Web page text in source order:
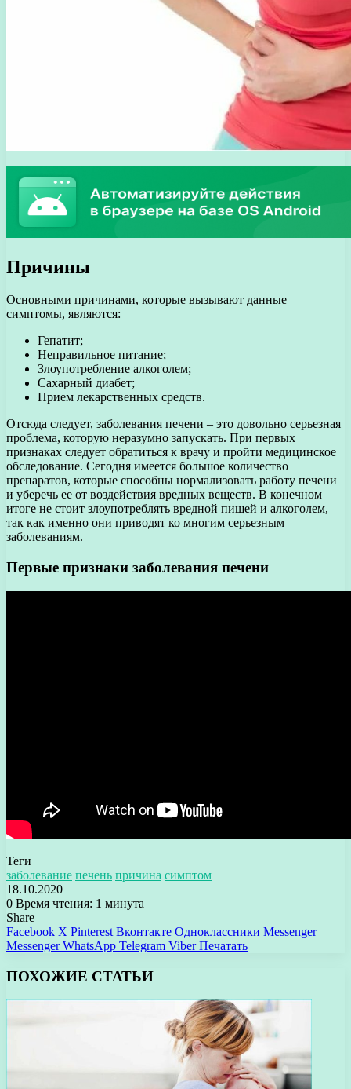
Причины
Основными причинами, которые вызывают данные
симптомы, являются:
Гепатит;
Неправильное питание;
Злоупотребление алкоголем;
Сахарный диабет;
Прием лекарственных средств.
Отсюда следует, заболевания печени – это довольно серьезная
проблема, которую неразумно запускать. При первых
признаках следует обратиться к врачу и пройти медицинское
обследование. Сегодня имеется большое количество
препаратов, которые способны нормализовать работу печени
и уберечь ее от воздействия вредных веществ. В конечном
итоге не стоит злоупотреблять вредной пищей и алкоголем,
так как именно они приводят ко многим серьезным
заболеваниям.
Первые признаки заболевания печени
Теги
заболевание печень причина симптом
18.10.2020
0 Время чтения: 1 минута
Share
Facebook X Pinterest Вконтакте Одноклассники Messenger
Messenger WhatsApp Telegram Viber Печатать
ПОХОЖИЕ СТАТЬИ